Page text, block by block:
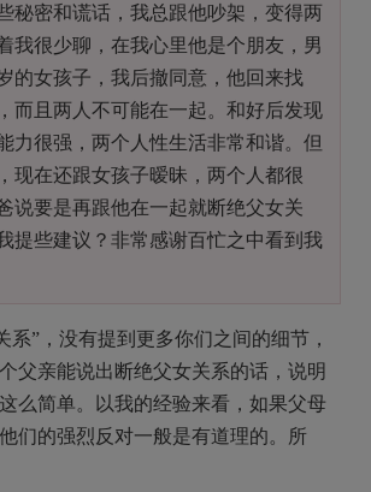
秘密和谎话，我总跟他吵架，变得两
我很少聊，在我心里他是个朋友，男
的女孩子，我后撤同意，他回来找
而且两人不可能在一起。和好后发现
力很强，两个人性生活非常和谐。但
现在还跟女孩子暧昧，两个人都很
说要是再跟他在一起就断绝父女关
提些建议？非常感谢百忙之中看到我
”，没有提到更多你们之间的细节，
父亲能说出断绝父女关系的话，说明
么简单。以我的经验来看，如果父母
们的强烈反对一般是有道理的。所